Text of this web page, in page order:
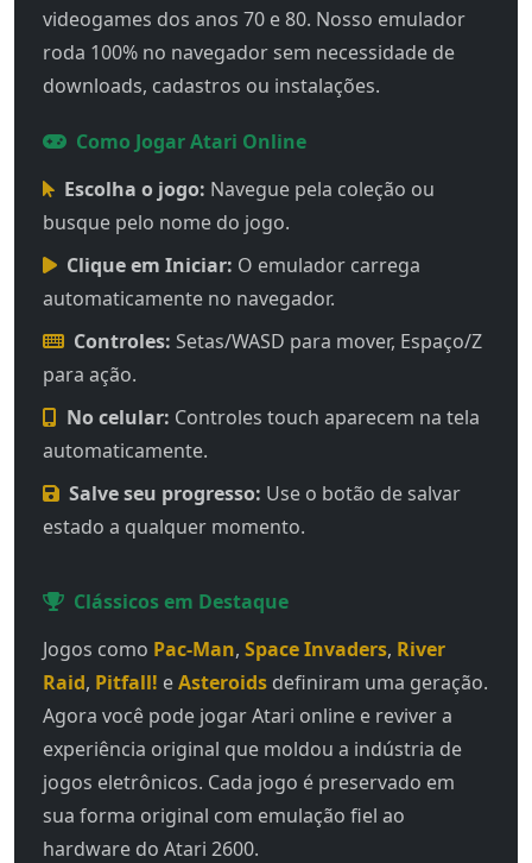
videogames dos anos 70 e 80. Nosso emulador
roda 100% no navegador sem necessidade de
downloads, cadastros ou instalações.
Como Jogar Atari Online
Escolha o jogo: Navegue pela coleção ou
busque pelo nome do jogo.
Clique em Iniciar: O emulador carrega
automaticamente no navegador.
Controles: Setas/WASD para mover, Espaço/Z
para ação.
No celular: Controles touch aparecem na tela
automaticamente.
Salve seu progresso: Use o botão de salvar
estado a qualquer momento.
Clássicos em Destaque
Jogos como Pac-Man, Space Invaders, River
Raid, Pitfall! eAsteroids definiram uma geração.
Agora você pode jogar Atari online e reviver a
experiência original que moldou a indústria de
jogos eletrônicos. Cada jogo é preservado em
sua forma original com emulação fiel ao
hardware do Atari 2600.